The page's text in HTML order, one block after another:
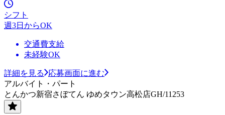
シフト
週3日からOK
交通費支給
未経験OK
詳細を見る
応募画面に進む
アルバイト・パート
とんかつ新宿さぼてん ゆめタウン高松店GH/11253